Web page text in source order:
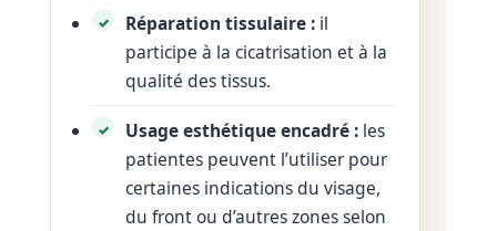
Réparation tissulaire : il
participe à la cicatrisation et à la
qualité des tissus.
Usage esthétique encadré : les
patientes peuvent l’utiliser pour
certaines indications du visage,
du front ou d’autres zones selon